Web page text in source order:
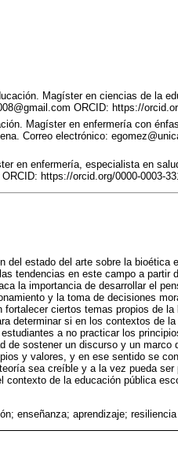
Magíster en ciencias de la
ORCID: https://
Magíster en enfermería con
Correo electrónico:
en enfermería, especialista en
https://orcid.org/0000-0003-
del estado del arte sobre la bioética
tendencias en este campo a partir
la importancia de desarrollar el
y la toma de decisiones
fortalecer ciertos temas propios de
determinar si en los contextos de
a no practicar los
de sostener un discurso y un
y valores, y en ese sentido se
sea creíble y a la vez pueda
contexto de la educación pública
enseñanza; aprendizaje; resiliencia